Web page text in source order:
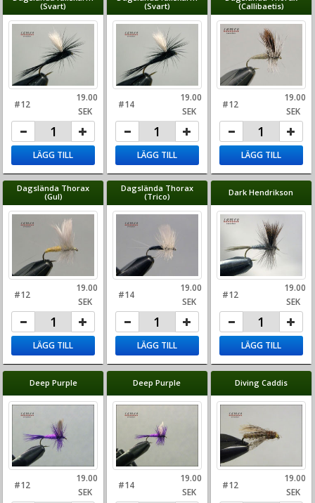
(Svart)
#12
19.00
SEK
LÄGG TILL
(Svart)
#14
19.00
SEK
LÄGG TILL
(Callibaetis)
#12
19.00
SEK
LÄGG TILL
Dagslända Thorax
(Gul)
#12
19.00
SEK
LÄGG TILL
Dagslända Thorax
(Trico)
#14
19.00
SEK
LÄGG TILL
Dark Hendrikson
#12
19.00
SEK
LÄGG TILL
Deep Purple
#12
19.00
SEK
Deep Purple
#14
19.00
SEK
Diving Caddis
#12
19.00
SEK